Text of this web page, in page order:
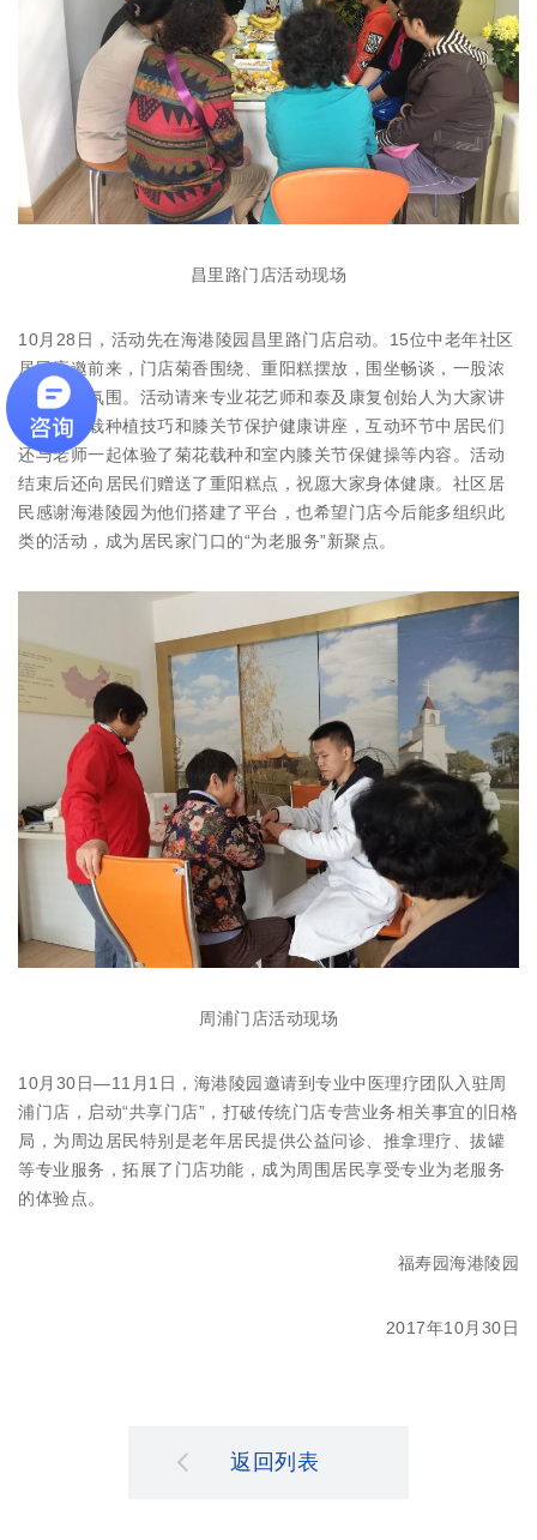
昌里路门店活动现场
10月28日，活动先在海港陵园昌里路门店启动。15位中老年社区
居民应邀前来，门店菊香围绕、重阳糕摆放，围坐畅谈，一股浓
浓的重阳氛围。活动请来专业花艺师和泰及康复创始人为大家讲
授家用盆栽种植技巧和膝关节保护健康讲座，互动环节中居民们
还与老师一起体验了菊花载种和室内膝关节保健操等内容。活动
结束后还向居民们赠送了重阳糕点，祝愿大家身体健康。社区居
民感谢海港陵园为他们搭建了平台，也希望门店今后能多组织此
类的活动，成为居民家门口的“为老服务”新聚点。
周浦门店活动现场
10月30日—11月1日，海港陵园邀请到专业中医理疗团队入驻周
浦门店，启动“共享门店”，打破传统门店专营业务相关事宜的旧格
局，为周边居民特别是老年居民提供公益问诊、推拿理疗、拔罐
等专业服务，拓展了门店功能，成为周围居民享受专业为老服务
的体验点。
福寿园海港陵园
2017年10月30日
返回列表